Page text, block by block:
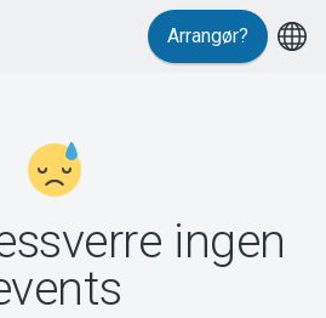
Arrangør?
ingen